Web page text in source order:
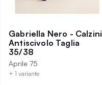
Gabriella Nero - Calzini
Antiscivolo Taglia
35/38
Aprile 75
+ 1 variante